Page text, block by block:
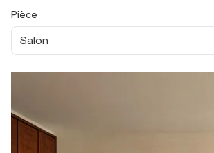
Pièce
Salon